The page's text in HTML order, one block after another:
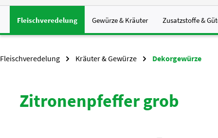
Fleischveredelung Gewürze & Kräuter Zusatzstoffe &
Fleischveredelung Kräuter & Gewürze Dekorgewürze
Zitronenpfeffer grob